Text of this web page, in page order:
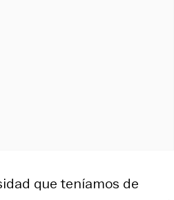
que teníamos de